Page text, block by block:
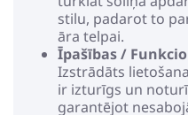
stilu, padarot to
āra telpai.
Īpašības /
Izstrādāts
ir izturīgs un
garantējot